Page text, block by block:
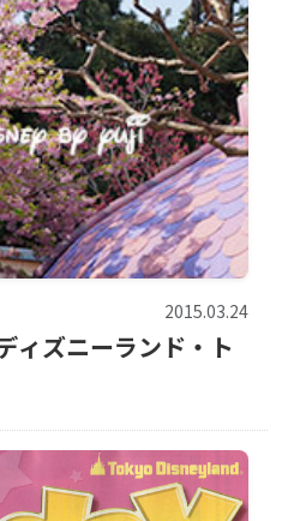
2015.03.24
ィズニーランド・ト